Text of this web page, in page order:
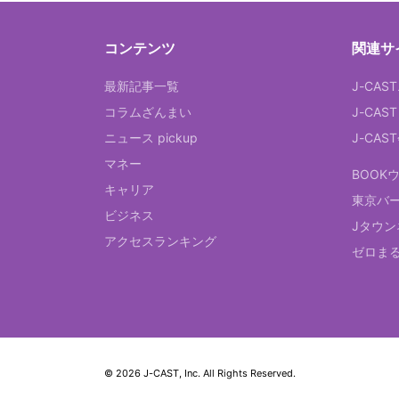
コンテンツ
最新記事一覧
コラムざんまい
ニュース pickup
マネー
キャリア
ビジネス
アクセスランキング
関連サ
J-
J-
J-
BOOK
東京バ
Jタウン
ゼロま
© 2026 J-CAST, Inc. All Rights Reserved.